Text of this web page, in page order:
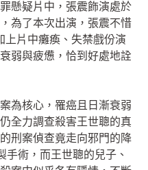
懸疑片中，張震飾演處於
為了本次出演，張震不惜
上片中癱瘓、失禁戲份演
弱與疲憊，恰到好處地詮
為核心，罹癌且日漸衰弱
全力調查殺害王世聰的真
刑案偵查竟走向邪門的降
手術，而王世聰的兒子、